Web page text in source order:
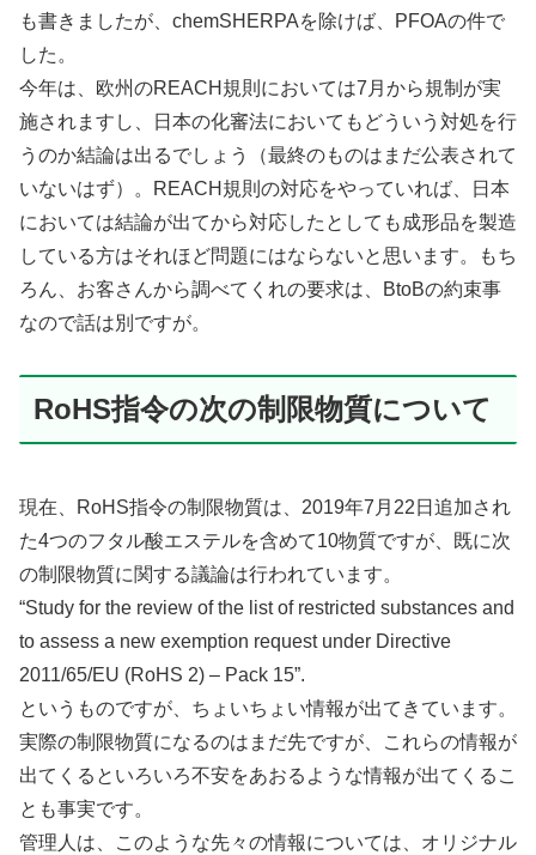
も書きましたが、chemSHERPAを除けば、PFOAの件で
した。
今年は、欧州のREACH規則においては7月から規制が実
施されますし、日本の化審法においてもどういう対処を行
うのか結論は出るでしょう（最終のものはまだ公表されて
いないはず）。REACH規則の対応をやっていれば、日本
においては結論が出てから対応したとしても成形品を製造
している方はそれほど問題にはならないと思います。もち
ろん、お客さんから調べてくれの要求は、BtoBの約束事
なので話は別ですが。
RoHS指令の次の制限物質について
現在、RoHS指令の制限物質は、2019年7月22日追加され
た4つのフタル酸エステルを含めて10物質ですが、既に次
の制限物質に関する議論は行われています。
“Study for the review of the list of restricted substances and
to assess a new exemption request under Directive
2011/65/EU (RoHS 2) – Pack 15”.
というものですが、ちょいちょい情報が出てきています。
実際の制限物質になるのはまだ先ですが、これらの情報が
出てくるといろいろ不安をあおるような情報が出てくるこ
とも事実です。
管理人は、このような先々の情報については、オリジナル